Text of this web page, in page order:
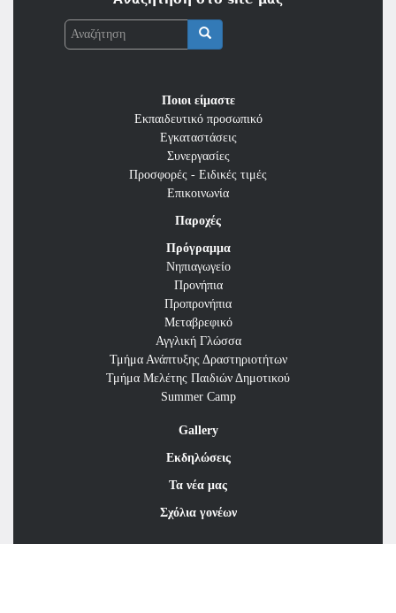
Ποιοι είμαστε
Εκπαιδευτικό προσωπικό
Εγκαταστάσεις
Συνεργασίες
Προσφορές - Ειδικές τιμές
Επικοινωνία
Παροχές
Πρόγραμμα
Νηπιαγωγείο
Προνήπια
Προπρονήπια
Μεταβρεφικό
Αγγλική Γλώσσα
Τμήμα Ανάπτυξης Δραστηριοτήτων
Τμήμα Μελέτης Παιδιών Δημοτικού
Summer Camp
Gallery
Εκδηλώσεις
Τα νέα μας
Σχόλια γονέων